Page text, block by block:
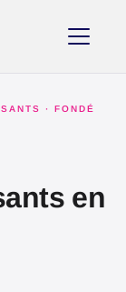
· FONDÉ
en